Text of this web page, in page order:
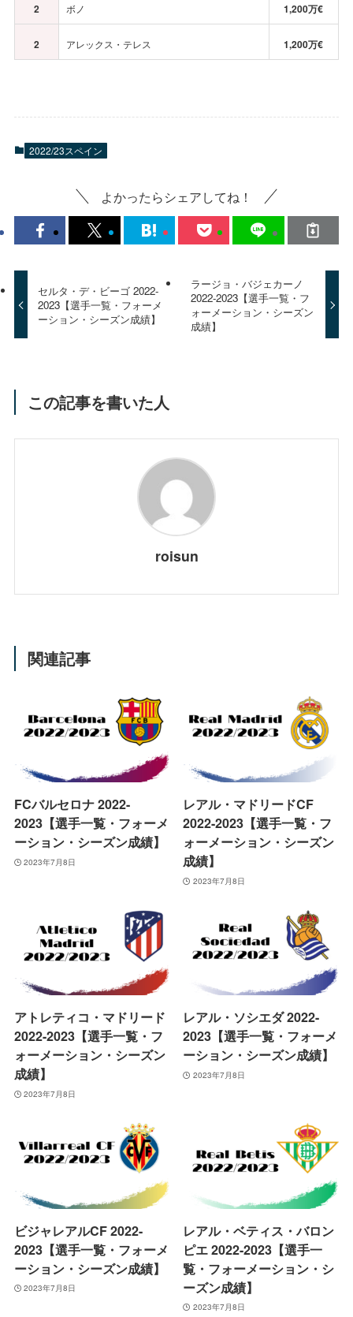
2 ボノ 1,200万€
2 アレックス・テレス 1,200万€
2022/23スペイン
よかったらシェアしてね！
セルタ・デ・ビーゴ 2022-
2023【選手一覧・フォーメ
ーション・シーズン成績】
ラージョ・バジェカーノ
2022-2023【選手一覧・フ
ォーメーション・シーズン
成績】
この記事を書いた人
roisun
関連記事
FCバルセロナ 2022-
2023【選手一覧・フォーメ
ーション・シーズン成績】
2023年7月8日
レアル・マドリードCF
2022-2023【選手一覧・フ
ォーメーション・シーズン
成績】
2023年7月8日
アトレティコ・マドリード
2022-2023【選手一覧・フ
ォーメーション・シーズン
成績】
2023年7月8日
レアル・ソシエダ 2022-
2023【選手一覧・フォーメ
ーション・シーズン成績】
2023年7月8日
ビジャレアルCF 2022-
2023【選手一覧・フォーメ
ーション・シーズン成績】
2023年7月8日
レアル・ベティス・バロン
ピエ 2022-2023【選手一
覧・フォーメーション・シ
ーズン成績】
2023年7月8日